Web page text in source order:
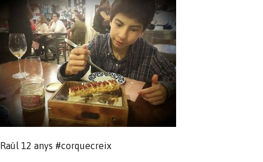
Raúl 12 anys #corquecreix